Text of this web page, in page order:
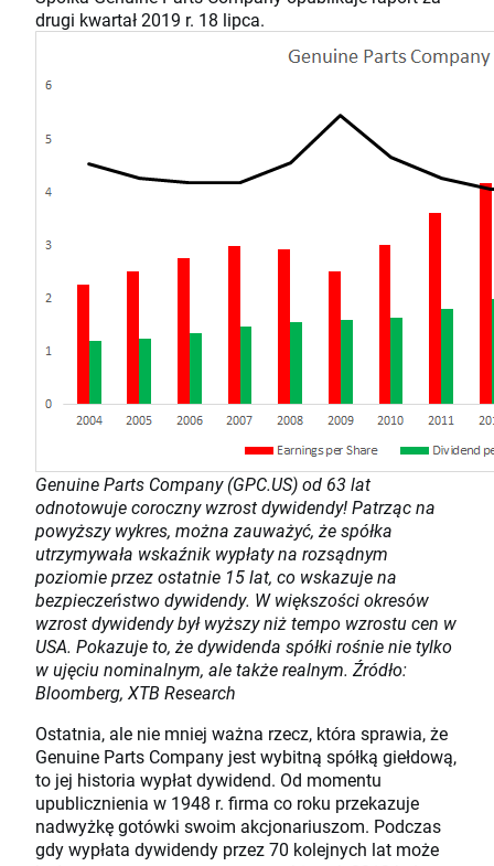
drugi kwartał 2019 r. 18 lipca.
Genuine Parts Company (GPC.US) od 63 lat
odnotowuje coroczny wzrost dywidendy! Patrząc na
powyższy wykres, można zauważyć, że spółka
utrzymywała wskaźnik wypłaty na rozsądnym
poziomie przez ostatnie 15 lat, co wskazuje na
bezpieczeństwo dywidendy. W większości okresów
wzrost dywidendy był wyższy niż tempo wzrostu cen w
USA. Pokazuje to, że dywidenda spółki rośnie nie tylko
w ujęciu nominalnym, ale także realnym. Źródło:
Bloomberg, XTB Research
Ostatnia, ale nie mniej ważna rzecz, która sprawia, że
Genuine Parts Company jest wybitną spółką giełdową,
to jej historia wypłat dywidend. Od momentu
upublicznienia w 1948 r. firma co roku przekazuje
nadwyżkę gotówki swoim akcjonariuszom. Podczas
gdy wypłata dywidendy przez 70 kolejnych lat może